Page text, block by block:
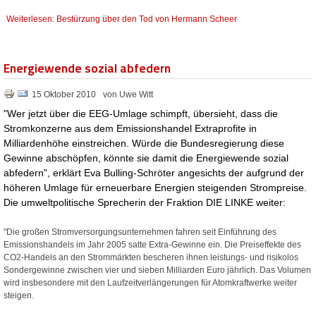
Weiterlesen: Bestürzung über den Tod von Hermann Scheer
Energiewende sozial abfedern
15 Oktober 2010 von Uwe Witt
"Wer jetzt über die EEG-Umlage schimpft, übersieht, dass die
Stromkonzerne aus dem Emissionshandel Extraprofite in
Milliardenhöhe einstreichen. Würde die Bundesregierung diese
Gewinne abschöpfen, könnte sie damit die Energiewende sozial
abfedern", erklärt Eva Bulling-Schröter angesichts der aufgrund der
höheren Umlage für erneuerbare Energien steigenden Strompreise.
Die umweltpolitische Sprecherin der Fraktion DIE LINKE weiter:
"Die großen Stromversorgungsunternehmen fahren seit Einführung des
Emissionshandels im Jahr 2005 satte Extra-Gewinne ein. Die Preiseffekte des
CO2-Handels an den Strommärkten bescheren ihnen leistungs- und risikolos
Sondergewinne zwischen vier und sieben Milliarden Euro jährlich. Das Volumen
wird insbesondere mit den Laufzeitverlängerungen für Atomkraftwerke weiter
steigen.